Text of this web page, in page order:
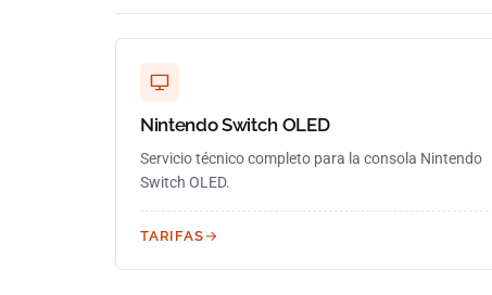
Nintendo Switch OLED
Servicio técnico completo para la consola Nintendo
Switch OLED.
TARIFAS